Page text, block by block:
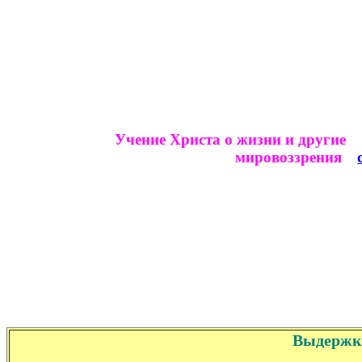
Учение Христа о жизни и другие
мировоззрения